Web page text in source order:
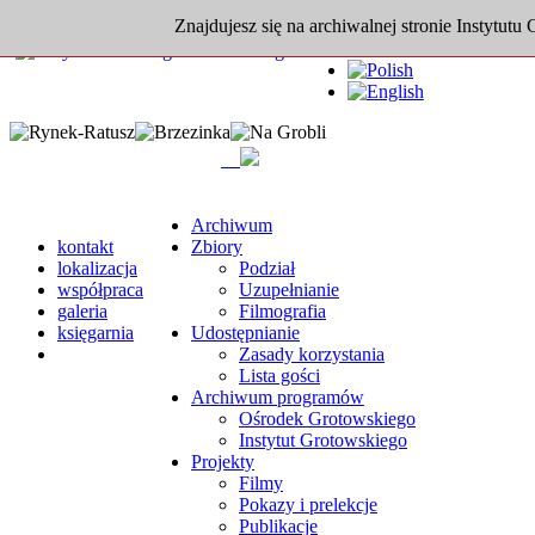
Znajdujesz się na archiwalnej stronie Instytutu
kontakt
lokalizacja
współpraca
galeria
księgarnia
Archiwum
Zbiory
Podział
Uzupełnianie
Filmografia
Udostępnianie
Zasady korzystania
Lista gości
Archiwum programów
Ośrodek Grotowskiego
Instytut Grotowskiego
Projekty
Filmy
Pokazy i prelekcje
Publikacje